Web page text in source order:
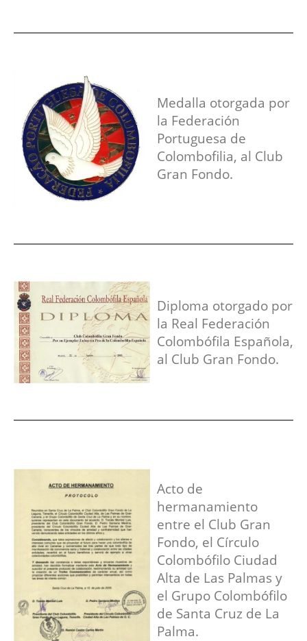
Medalla otorgada por
la Federación
Portuguesa de
Colombofilia, al Club
Gran Fondo.
Diploma otorgado por
la Real Federación
Colombófila Española,
al Club Gran Fondo.
Acto de
hermanamiento
entre el Club Gran
Fondo, el Círculo
Colombófilo Ciudad
Alta de Las Palmas y
el Grupo Colombófilo
de Santa Cruz de La
Palma.